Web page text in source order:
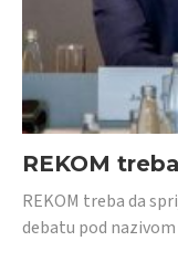
REKOM
REKOM treba da
debatu pod